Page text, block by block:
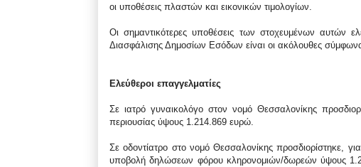
οι υποθέσεις πλαστών και εικονικών τιμολογίων.
Οι σημαντικότερες υποθέσεις των στοχευμένων αυτών
Διασφάλισης Δημοσίων Εσόδων είναι οι ακόλουθες
Ελεύθεροι επαγγελματίες
Σε ιατρό γυναικολόγο στον νομό Θεσσαλονίκης
περιουσίας ύψους 1.214.869 ευρώ.
Σε οδοντίατρο στο νομό Θεσσαλονίκης προσδιορίστηκε,
υποβολή δηλώσεων φόρου κληρονομιών/δωρεών ύψους